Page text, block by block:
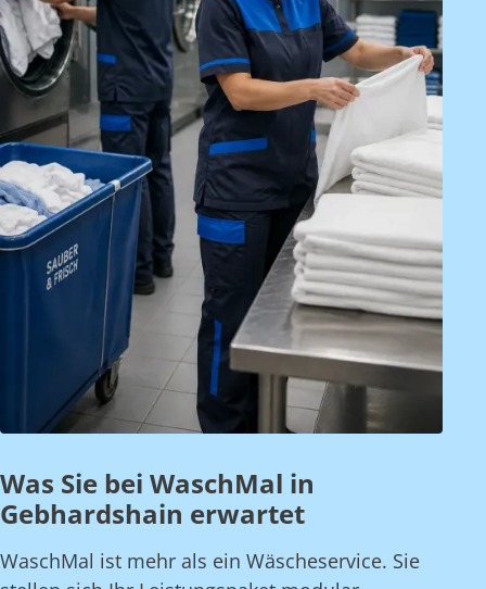
Was Sie bei WaschMal in
Gebhardshain erwartet
WaschMal ist mehr als ein Wäscheservice. Sie